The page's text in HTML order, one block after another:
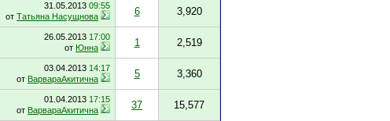
31.05.2013 09:55
от Татьяна Насущнова 6 3,920
26.05.2013 17:00
от Юнна 1 2,519
03.04.2013 14:17
от ВарвараАкитична 5 3,360
01.04.2013 17:15
от ВарвараАкитична 37 15,577